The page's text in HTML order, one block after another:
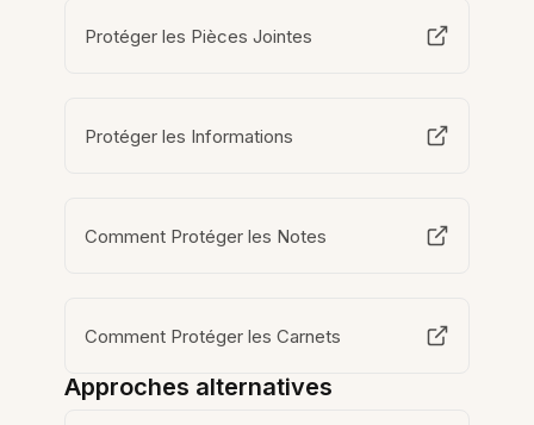
Protéger les Pièces Jointes
Protéger les Informations
Comment Protéger les Notes
Comment Protéger les Carnets
Approches alternatives